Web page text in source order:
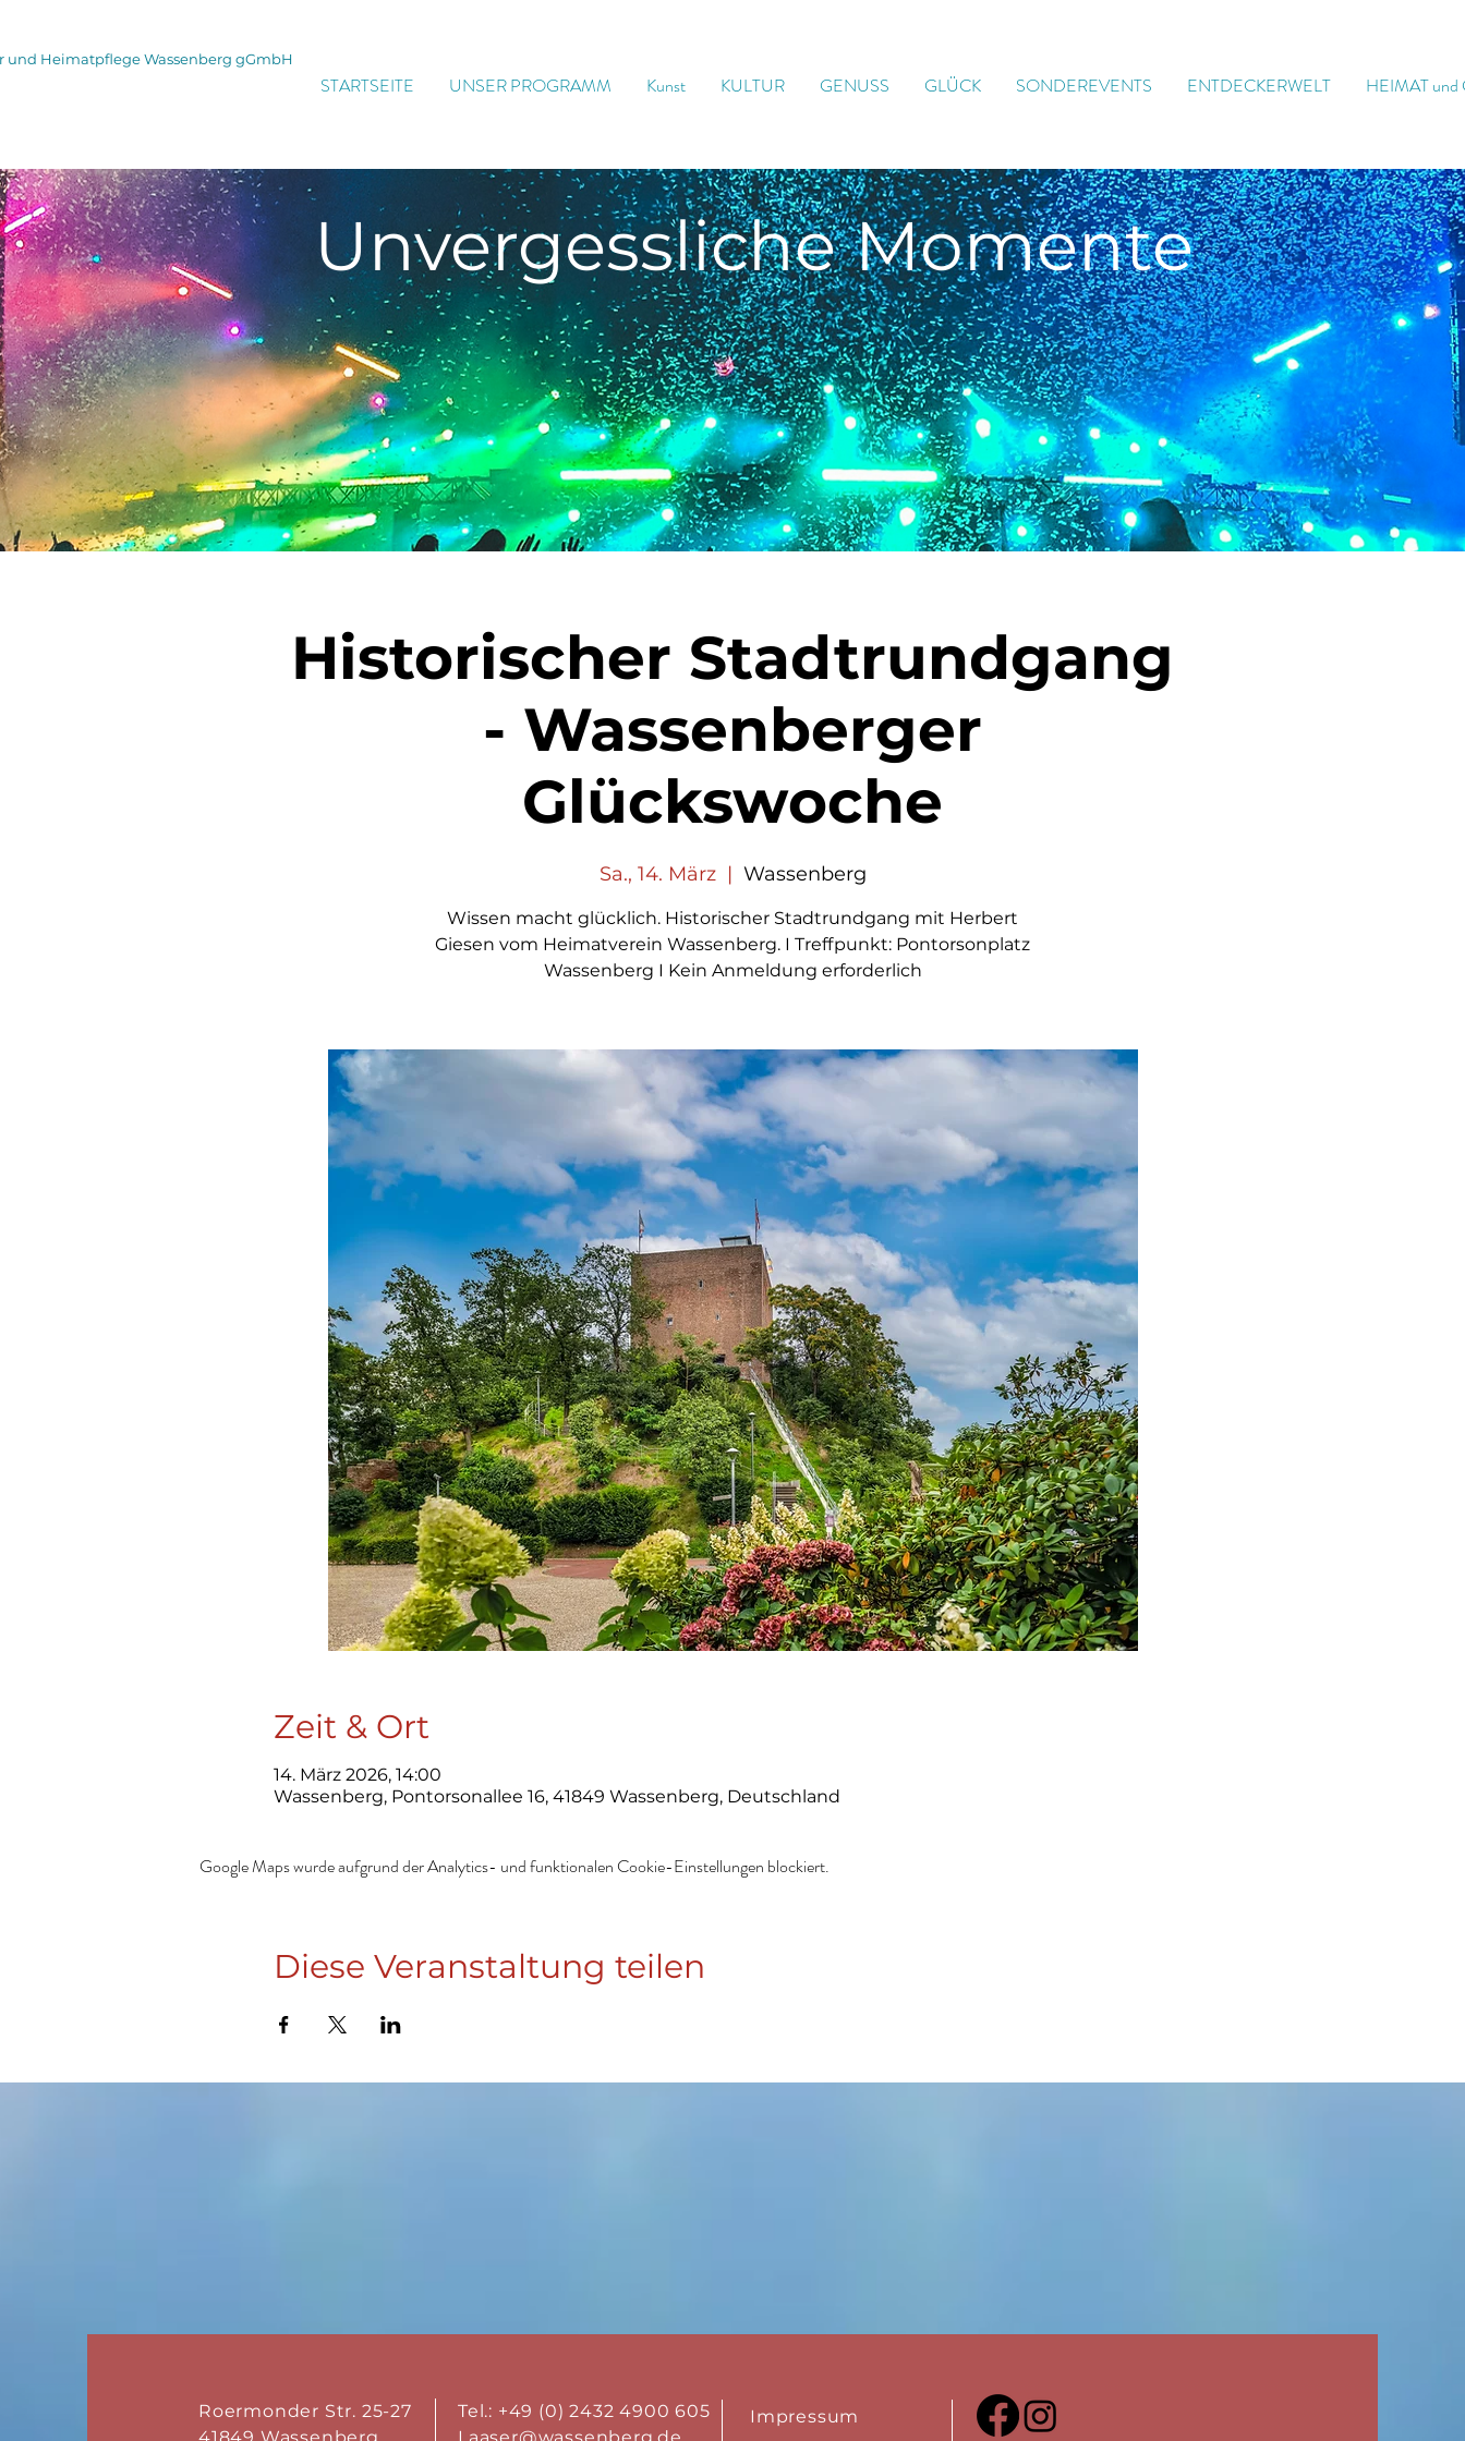
und Heimatpflege Wassenberg gGmbH
STARTSEITE UNSER PROGRAMM Kunst KULTUR GENUSS GLÜCK SONDEREVENTS ENTDECKERWELT HEIMAT
UnvergesslicheMomente
Historischer Stadtrundgang
- Wassenberger
Glückswoche
Sa., 14. März
  |
Wassenberg
Wissen macht glücklich. Historischer Stadtrundgang mit Herbert
Giesen vom Heimatverein Wassenberg. I Treffpunkt: Pontorsonplatz
Wassenberg I Kein Anmeldung erforderlich
Zeit & Ort
14. März 2026, 14:00
Wassenberg, Pontorsonallee 16, 41849 Wassenberg, Deutschland
Google Maps wurde aufgrund der Analytics- und funktionalen Cookie-Einstellungen blockiert.
Diese Veranstaltung teilen
Roermonder Str. 25-27
Tel.: +49 (0) 2432 4900 605
Impressum